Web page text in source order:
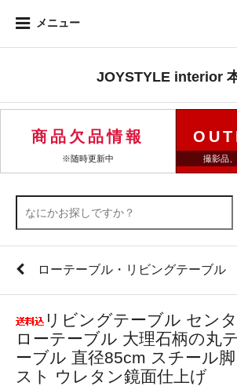
メニュー
JOYSTYLE interior
商品欠品情報
※随時更新中 撮影品
ローテーブル・リビングテーブル
リビングテーブル セン
ローテーブル 大理石柄の丸
ーブル 直径85cm スチール
スト ウレタン鏡面仕上げ